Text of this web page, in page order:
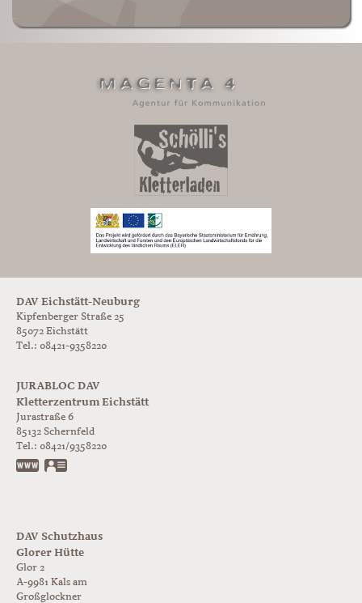
DAV Eichstätt-Neuburg
Kipfenberger Straße 25
85072 Eichstätt
Tel.: 08421-9358220
JURABLOC DAV
Kletterzentrum Eichstätt
Jurastraße 6
85132 Schernfeld
Tel.: 08421/9358220
www.jurabloc.de
DAV Schutzhaus
Glorer Hütte
Glor 2
A-9981 Kals am
Großglockner